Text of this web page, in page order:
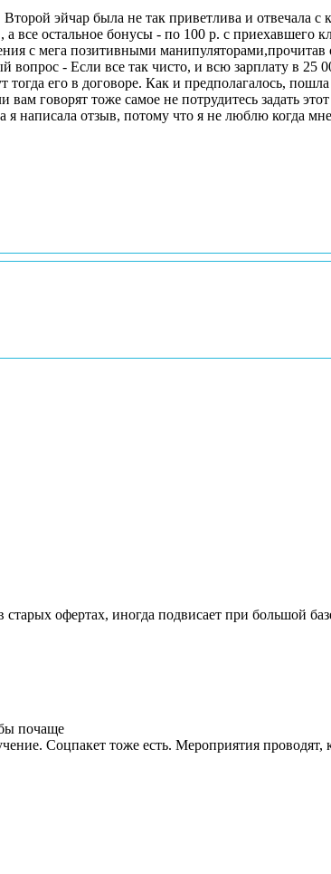
эйчар была не так приветлива и отвечала
все остальное бонусы - по 100 р. с приехавшего
с мега позитивными
его в договоре. Как и предполагалось,
говорят тоже самое не потрудитесь задать
в кармане, выполняя работу, которая такой суммы уж точно не стоит. И да я написала
офертах, иногда подвисает при большой
почаще
Соцпакет тоже есть. Мероприятия проводят,